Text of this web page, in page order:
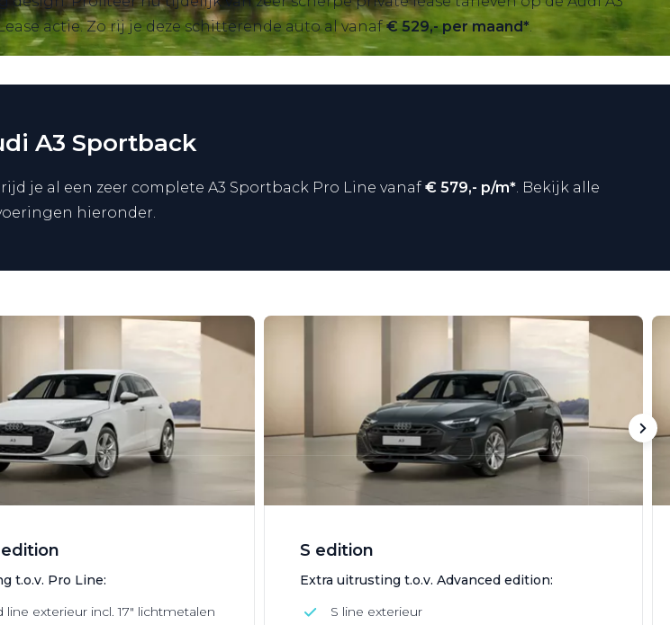
actie. Zo rij je deze schitterende auto al vanaf€ 529,- per maand*.
A3 Sportback
je al een zeer complete A3 Sportback Pro Line vanaf € 579,- p/m*. Bekijk alle
hieronder.
t.o.v. Pro Line:
line exterieur incl. 17" lichtmetalen
S edition
Extra uitrusting t.o.v. Advanced edition:
S line exterieur